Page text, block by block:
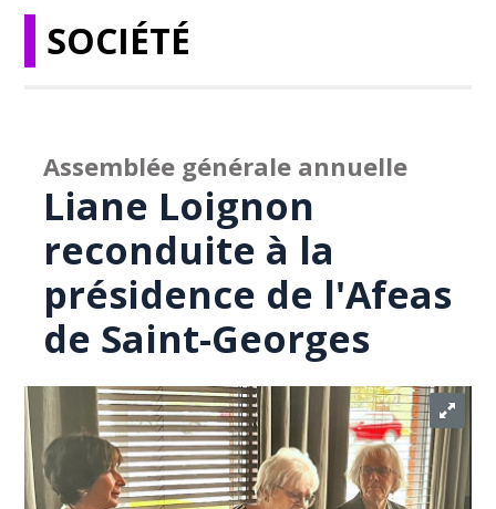
SOCIÉTÉ
Assemblée générale annuelle
Liane Loignon
reconduite à la
présidence de l'Afeas
de Saint-Georges